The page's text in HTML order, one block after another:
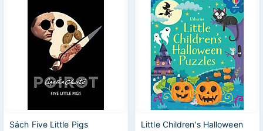
Sách Five Little Pigs
Little Children's Halloween